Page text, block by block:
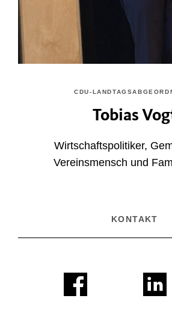
CDU-
Tobias
Wirtschaftspolitiker,
Vereinsmensch und
KONTAKT